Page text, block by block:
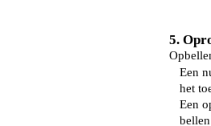
5.
Een
het
Een